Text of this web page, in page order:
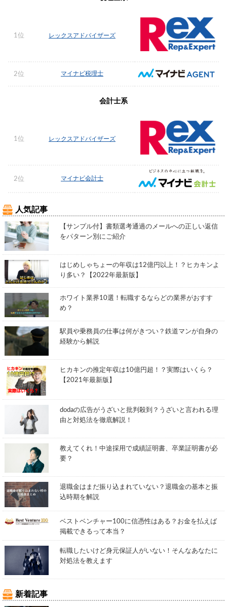
1位 レックスアドバイザーズ
2位 マイナビ税理士
会計士系
1位 レックスアドバイザーズ
2位 マイナビ会計士
人気記事
【サンプル付】書類選考通過のメールへの正しい返信
をパターン別にご紹介
はじめしゃちょーの年収は12億円以上！？ヒカキンよ
り多い？【2022年最新版】
ホワイト業界10選！転職するならどの業界がおすす
め？
駅員や乗務員の仕事は何がきつい？鉄道マンが自身の
経験から解説
ヒカキンの推定年収は10億円超！？実際はいくら？
【2021年最新版】
dodaの広告がうざいと批判殺到？うざいと言われる理
由と対処法を徹底解説！
教えてくれ！中途採用で成績証明書、卒業証明書が必
要？
退職金はまだ振り込まれていない？退職金の基本と振
込時期を解説
ベストベンチャー100に信憑性はある？お金を払えば
掲載できるって本当？
転職したいけど身元保証人がいない！そんなあなたに
対処法を教えます
新着記事